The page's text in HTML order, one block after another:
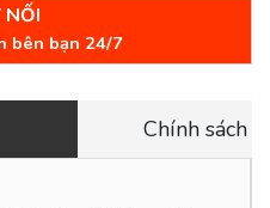
NỐI
bên bạn 24/7
Chính sách